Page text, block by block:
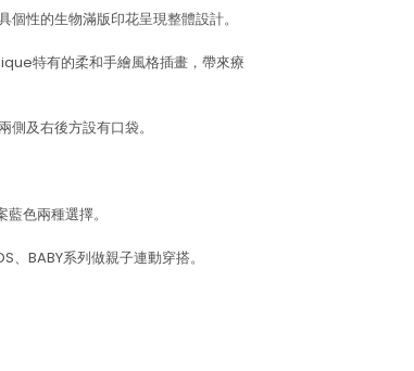
性的生物滿版印花呈現整體設計。
特有的柔和手繪風格插畫，帶來療
及右後方設有口袋。
色兩種選擇。
、BABY系列做親子連動穿搭。